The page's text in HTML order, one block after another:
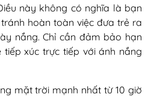
này không có nghĩa là bạn
hoàn toàn việc đưa trẻ ra
nắng. Chỉ cần đảm bảo hạn
xúc trực tiếp với ánh nắng
mặt trời mạnh nhất từ ​​10 giờ